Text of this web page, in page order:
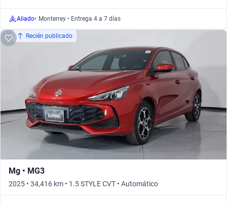
Aliado• Monterrey • Entrega 4 a 7 días
Recién publicado
Mg • MG3
2025 • 34,416 km • 1.5 STYLE CVT • Automático